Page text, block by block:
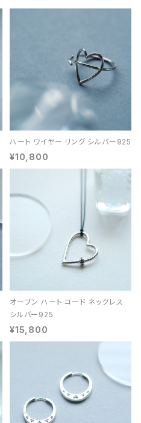
ハート ワイヤー リング シルバー925
¥10,800
オープン ハート コード ネックレス
シルバー925
¥15,800